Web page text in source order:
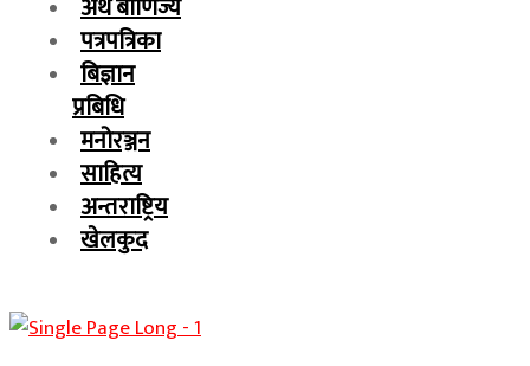
अर्थ बाणिज्य
पत्रपत्रिका
बिज्ञान
प्रबिधि
मनोरञ्जन
साहित्य
अन्तराष्ट्रिय
खेलकुद